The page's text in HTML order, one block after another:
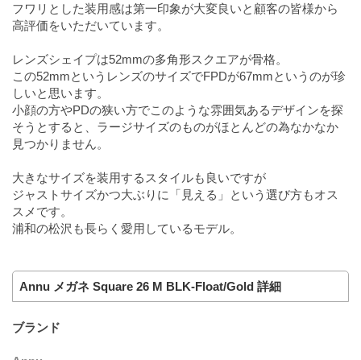
フワリとした装用感は第一印象が大変良いと顧客の皆様から
高評価をいただいています。
レンズシェイプは52mmの多角形スクエアが骨格。
この52mmというレンズのサイズでFPDが67mmというのが珍
しいと思います。
小顔の方やPDの狭い方でこのような雰囲気あるデザインを探
そうとすると、ラージサイズのものがほとんどの為なかなか
見つかりません。
大きなサイズを装用するスタイルも良いですが
ジャストサイズかつ大ぶりに「見える」という選び方もオス
スメです。
浦和の松沢も長らく愛用しているモデル。
Annu メガネ Square 26 M BLK-Float/Gold 詳細
ブランド